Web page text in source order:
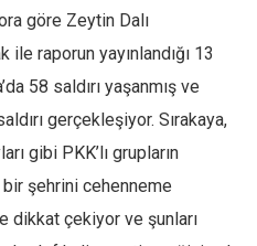
göre Zeytin Dalı
ile raporun yayınlandığı 13
58 saldırı yaşanmış ve
gerçekleşiyor. Sırakaya,
gibi PKK’lı grupların
bir şehrini cehenneme
dikkat çekiyor ve şunları